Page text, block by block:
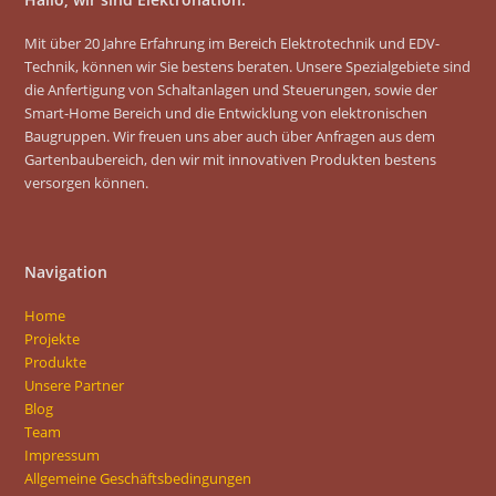
Mit über 20 Jahre Erfahrung im Bereich Elektrotechnik und EDV-
Technik, können wir Sie bestens beraten. Unsere Spezialgebiete sind
die Anfertigung von Schaltanlagen und Steuerungen, sowie der
Smart-Home Bereich und die Entwicklung von elektronischen
Baugruppen. Wir freuen uns aber auch über Anfragen aus dem
Gartenbaubereich, den wir mit innovativen Produkten bestens
versorgen können.
Navigation
Home
Projekte
Produkte
Unsere Partner
Blog
Team
Impressum
Allgemeine Geschäftsbedingungen